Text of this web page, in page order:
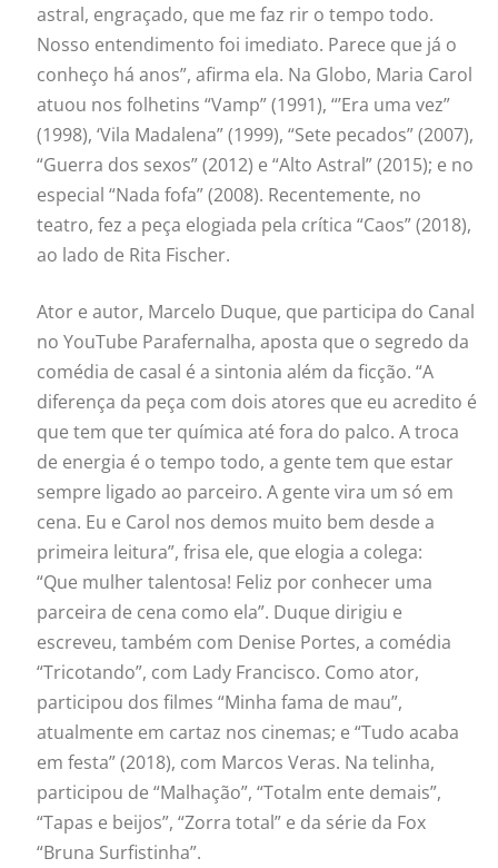
astral, engraçado, que me faz rir o tempo todo.
Nosso entendimento foi imediato. Parece que já o
conheço há anos”, afirma ela. Na Globo, Maria Carol
atuou nos folhetins “Vamp” (1991), “’Era uma vez”
(1998), ‘Vila Madalena” (1999), “Sete pecados” (2007),
“Guerra dos sexos” (2012) e “Alto Astral” (2015); e no
especial “Nada fofa” (2008). Recentemente, no
teatro, fez a peça elogiada pela crítica “Caos” (2018),
ao lado de Rita Fischer.
Ator e autor, Marcelo Duque, que participa do Canal
no YouTube Parafernalha, aposta que o segredo da
comédia de casal é a sintonia além da ficção. “A
diferença da peça com dois atores que eu acredito é
que tem que ter química até fora do palco. A troca
de energia é o tempo todo, a gente tem que estar
sempre ligado ao parceiro. A gente vira um só em
cena. Eu e Carol nos demos muito bem desde a
primeira leitura”, frisa ele, que elogia a colega:
“Que mulhertalentosa! Feliz por conhecer uma
parceira de cena como ela”. Duque dirigiu e
escreveu, também com Denise Portes, a comédia
“Tricotando”, com Lady Francisco. Como ator,
participou dos filmes “Minha fama de mau”,
atualmente em cartaz nos cinemas; e “Tudo acaba
em festa” (2018), com Marcos Veras. Na telinha,
participou de “Malhação”, “Totalm ente demais”,
“Tapas e beijos”, “Zorra total” e da série da Fox
“Bruna Surfistinha”.